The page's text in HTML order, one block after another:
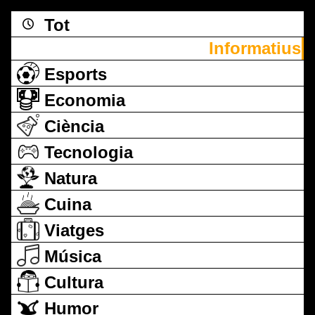
Tot
Informatius
Esports
Economia
Ciència
Tecnologia
Natura
Cuina
Viatges
Música
Cultura
Humor